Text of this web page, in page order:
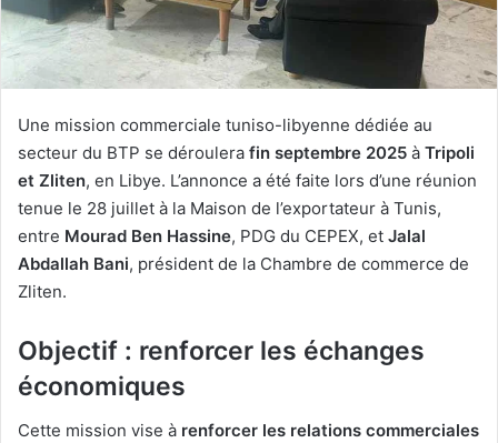
Une mission commerciale tuniso-libyenne dédiée au
secteur du BTP se déroulera fin septembre 2025 à Tripoli
et Zliten, en Libye. L’annonce a été faite lors d’une réunion
tenue le 28 juillet à la Maison de l’exportateur à Tunis,
entre Mourad Ben Hassine, PDG du CEPEX, et Jalal
Abdallah Bani, président de la Chambre de commerce de
Zliten.
Objectif : renforcer les échanges
économiques
Cette mission vise à renforcer les relations commerciales